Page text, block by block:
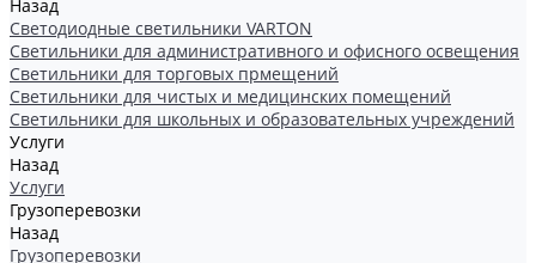
Назад
Светодиодные светильники VARTON
Светильники для административного и офисного освещения
Светильники для торговых прмещений
Светильники для чистых и медицинских помещений
Светильники для школьных и образовательных учреждений
Услуги
Назад
Услуги
Грузоперевозки
Назад
Грузоперевозки